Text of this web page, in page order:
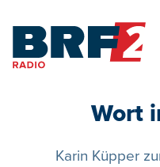
Wort
Karin Küpper